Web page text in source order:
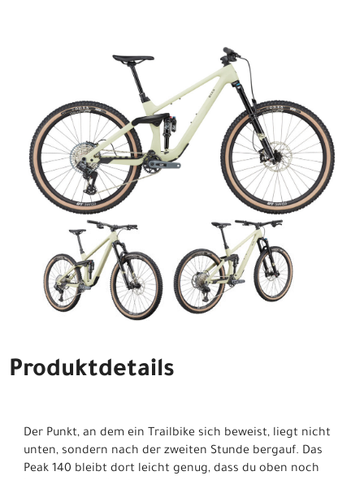
Produktdetails
Der Punkt, an dem ein Trailbike sich beweist, liegt nicht
unten, sondern nach der zweiten Stunde bergauf. Das
Peak 140 bleibt dort leicht genug, dass du oben noch